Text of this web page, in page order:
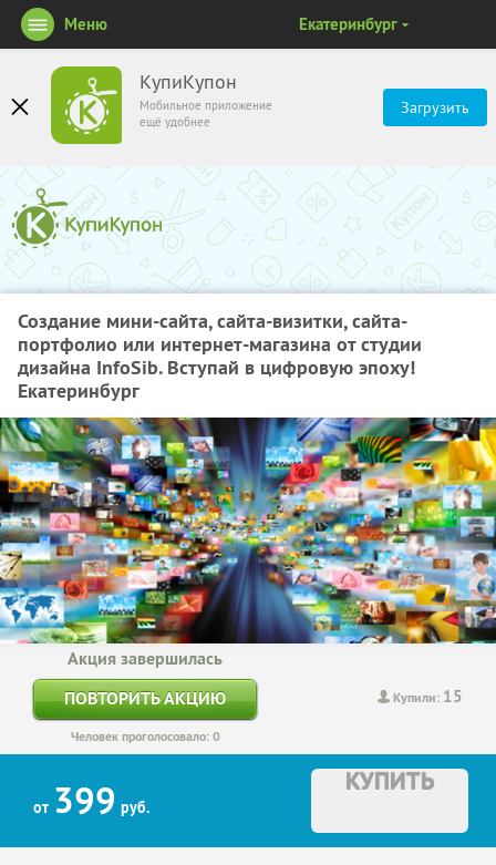
КупиКупон
Мобильное приложение
ещё удобнее
Загрузить
Меню Екатеринбург
Создание мини-сайта, сайта-визитки, сайта-
портфолио или интернет-магазина от студии
дизайна InfoSib. Вступай в цифровую эпоху!
Екатеринбург
Купили: 15
Акция завершилась
ПОВТОРИТЬ АКЦИЮ
Человек проголосовало: 0
от 399 руб.
КУПИТЬ